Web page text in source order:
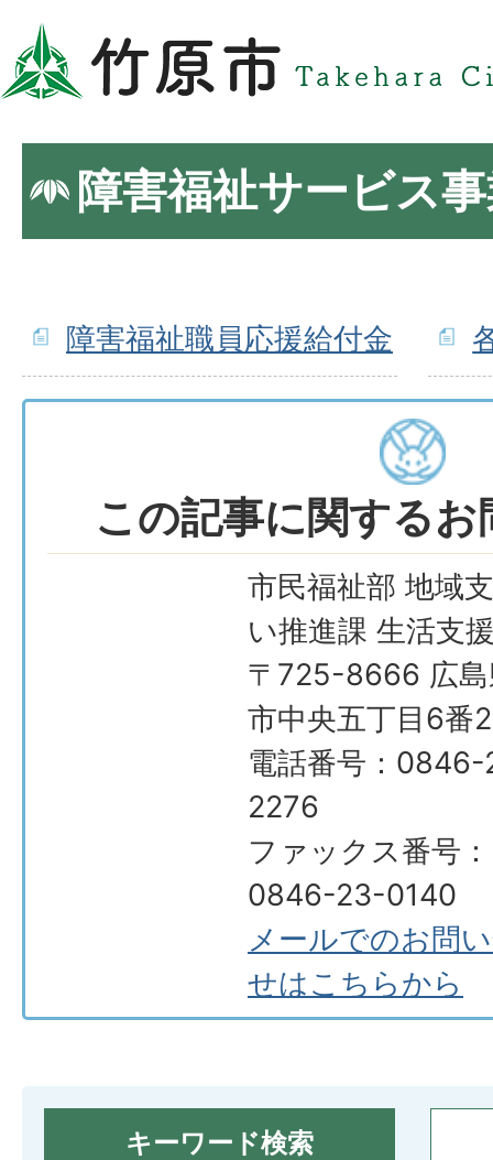
障害福祉サービス
障害福祉職員応援給付金
この記事に関する
市民福祉部 地域
い推進課 生活支
〒725-8666 広島
市中央五丁目6番
電話番号：
2276
ファックス番号：
0846-23-0140
メールでのお問
せはこちらから
キーワード検索